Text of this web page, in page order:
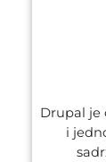
Drupal je
i